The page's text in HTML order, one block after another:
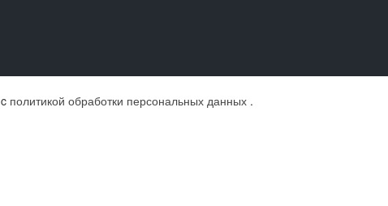
c политикой обработки персональных данных .